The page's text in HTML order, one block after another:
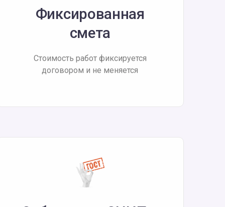
Фиксированная
смета
Стоимость работ фиксируется
договором и не меняется